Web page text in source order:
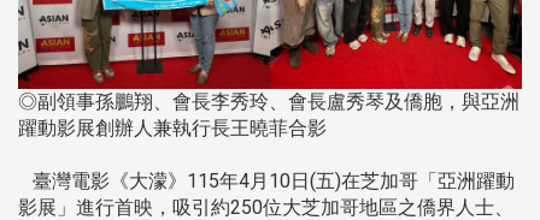
◎副領事孫鵬翔、會長李秀玲、會長盧秀琴及僑胞，與亞洲
躍動影展創辦人兼執行長王曉菲合影
臺灣電影《大濛》115年4月10日(五)在芝加哥「亞洲躍動
影展」進行首映，吸引約250位大芝加哥地區之僑界人士、